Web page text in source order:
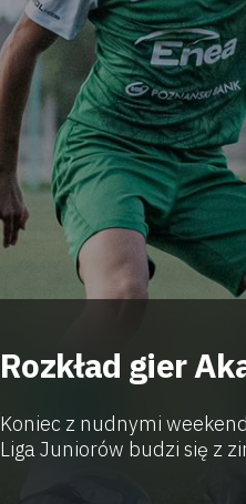
Rozkład gier
Koniec z nudnymi
Liga Juniorów budzi się z